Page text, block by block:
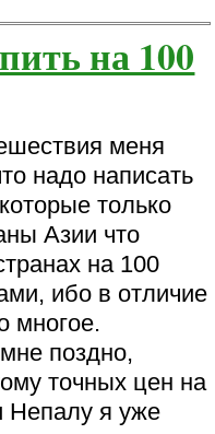
на 100
меня
надо написать
только
Азии что
на 100
ибо в отличие
многое.
поздно,
точных цен на
Непалу я уже